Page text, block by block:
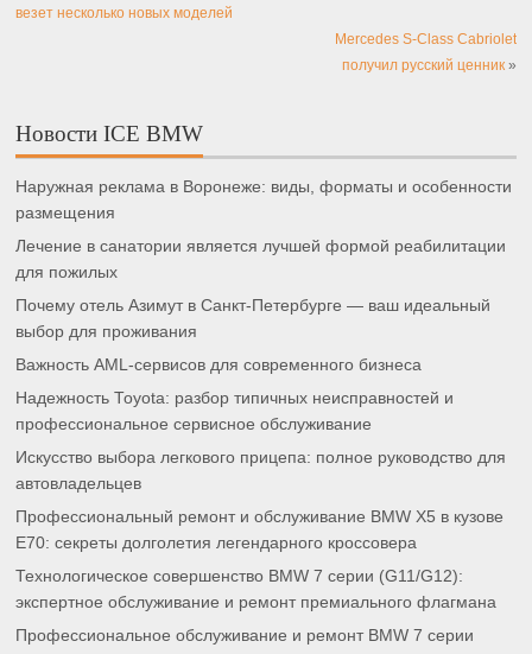
везет несколько новых моделей
Mercedes S-Class Cabriolet
получил русский ценник»
Новости ICE BMW
Наружная реклама в Воронеже: виды, форматы и особенности
размещения
Лечение в санатории является лучшей формой реабилитации
для пожилых
Почему отель Азимут в Санкт-Петербурге — ваш идеальный
выбор для проживания
Важность AML-сервисов для современного бизнеса
Надежность Toyota: разбор типичных неисправностей и
профессиональное сервисное обслуживание
Искусство выбора легкового прицепа: полное руководство для
автовладельцев
Профессиональный ремонт и обслуживание BMW X5 в кузове
E70: секреты долголетия легендарного кроссовера
Технологическое совершенство BMW 7 серии (G11/G12):
экспертное обслуживание и ремонт премиального флагмана
Профессиональное обслуживание и ремонт BMW 7 серии